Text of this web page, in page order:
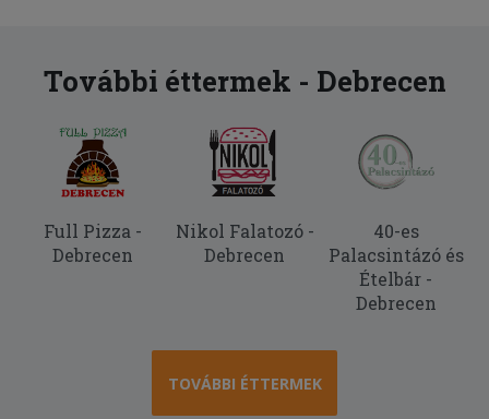
További éttermek - Debrecen
Full Pizza -
Debrecen
Nikol Falatozó -
Debrecen
40-es
Palacsintázó és
Ételbár -
Debrecen
TOVÁBBI ÉTTERMEK